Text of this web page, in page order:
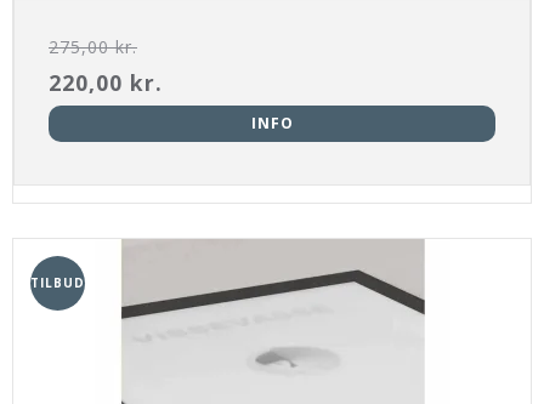
275,00 kr.
220,00 kr.
INFO
TILBUD